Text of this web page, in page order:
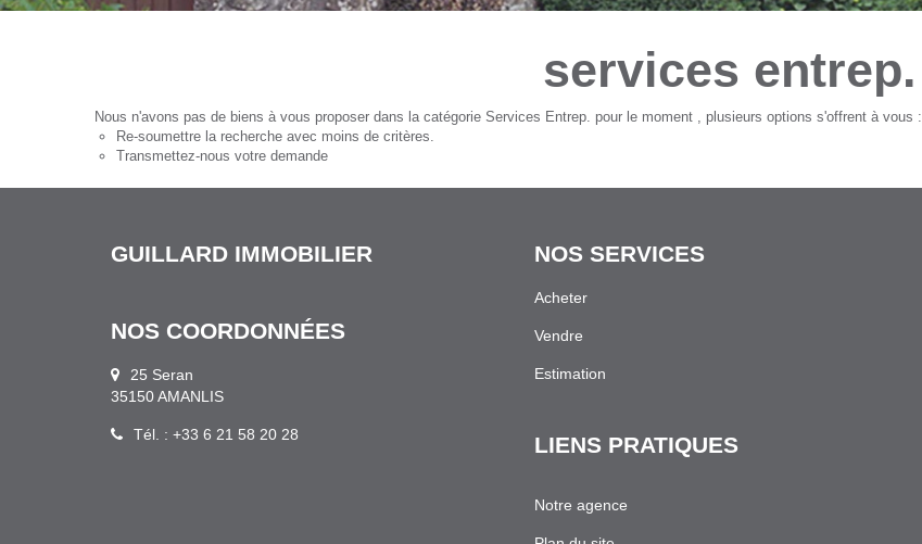
services entrep.
Nous n'avons pas de biens à vous proposer dans la catégorie Services Entrep. pour le moment , plusieurs options s'offrent à vous :
Re-soumettre la recherche avec moins de critères.
Transmettez-nous votre demande
GUILLARD IMMOBILIER
NOS COORDONNÉES
25 Seran
35150 AMANLIS
Tél. : +33 6 21 58 20 28
NOS SERVICES
Acheter
Vendre
Estimation
LIENS PRATIQUES
Notre agence